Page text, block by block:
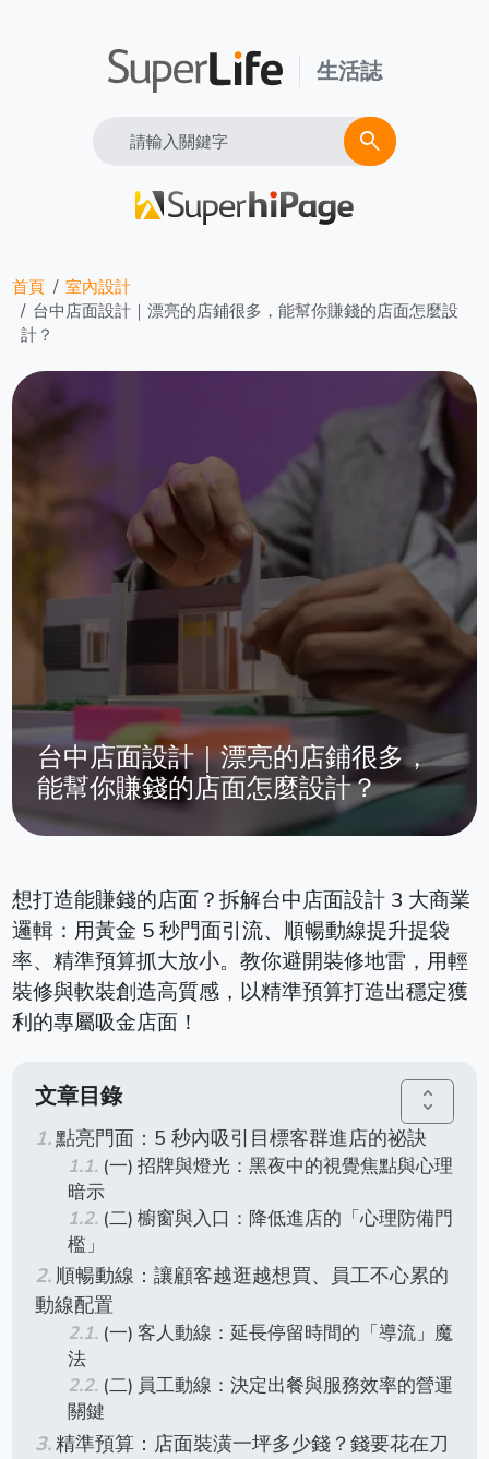
生活誌
Search search
首頁
室內設計
台中店面設計｜漂亮的店鋪很多，能幫你賺錢的店面怎麼設
計？
台中店面設計｜漂亮的店鋪很多，
能幫你賺錢的店面怎麼設計？
想打造能賺錢的店面？拆解台中店面設計 3 大商業
邏輯：用黃金 5 秒門面引流、順暢動線提升提袋
率、精準預算抓大放小。教你避開裝修地雷，用輕
裝修與軟裝創造高質感，以精準預算打造出穩定獲
利的專屬吸金店面！
文章目錄 unfold_more
點亮門面：5 秒內吸引目標客群進店的祕訣
(一) 招牌與燈光：黑夜中的視覺焦點與心理
暗示
(二) 櫥窗與入口：降低進店的「心理防備門
檻」
順暢動線：讓顧客越逛越想買、員工不心累的
動線配置
(一) 客人動線：延長停留時間的「導流」魔
法
(二) 員工動線：決定出餐與服務效率的營運
關鍵
精準預算：店面裝潢一坪多少錢？錢要花在刀